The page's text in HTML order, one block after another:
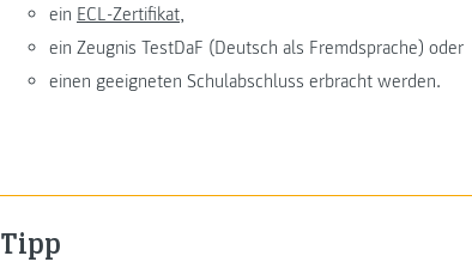
ein ECL-Zertifikat,
ein Zeugnis TestDaF (Deutsch als Fremdsprache) oder
einen geeigneten Schulabschluss erbracht werden.
Tipp